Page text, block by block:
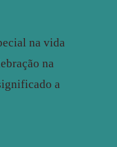
na vida
na
a